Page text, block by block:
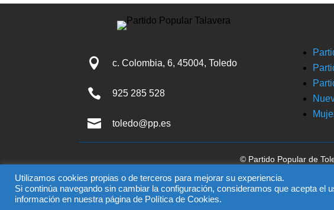
 c. Colombia, 6, 45004, Toledo
 925 285 528
 toledo@pp.es
© Partido Popular de
El uso de este sitio implica la aceptación del
Utilizamos cookies propias o de terceros para mejorar su experiencia.
Si continúa navegando sin cambiar la configuración, consideramos que acepta el
información en nuestra página de Política de Cookies.